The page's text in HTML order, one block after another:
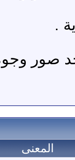
.
صور
المعنى